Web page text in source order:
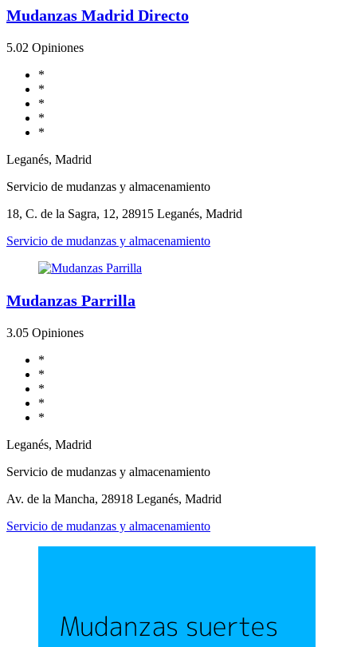
Mudanzas Madrid Directo
5.02 Opiniones
*
*
*
*
*
Leganés, Madrid
Servicio de mudanzas y almacenamiento
18, C. de la Sagra, 12, 28915 Leganés, Madrid
Servicio de mudanzas y almacenamiento
Mudanzas Parrilla
3.05 Opiniones
*
*
*
*
*
Leganés, Madrid
Servicio de mudanzas y almacenamiento
Av. de la Mancha, 28918 Leganés, Madrid
Servicio de mudanzas y almacenamiento